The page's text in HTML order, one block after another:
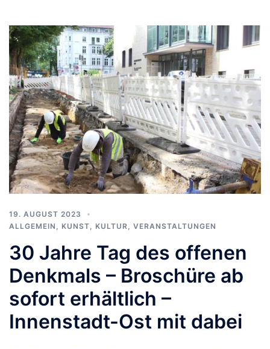
19. AUGUST 2023
ALLGEMEIN
KUNST, KULTUR VERANSTALTUNGEN
30 Jahre Tag des offenen
Denkmals – Broschüre ab
sofort erhältlich –
Innenstadt-Ost mit dabei